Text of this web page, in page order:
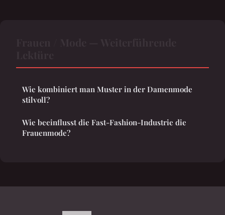
Wie kombiniert man Muster in der Damenmode
stilvoll?
Wie beeinflusst die Fast-Fashion-Industrie die
Frauenmode?